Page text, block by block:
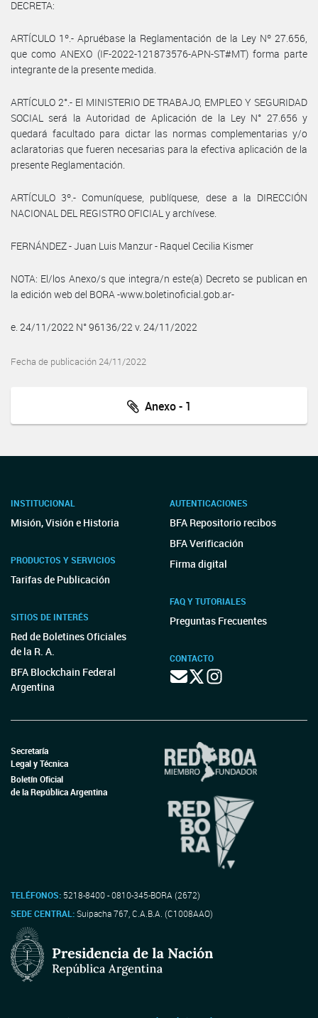
DECRETA:
ARTÍCULO 1º.- Apruébase la Reglamentación de la Ley Nº 27.656,
que como ANEXO (IF-2022-121873576-APN-ST#MT) forma parte
integrante de la presente medida.
ARTÍCULO 2°.- El MINISTERIO DE TRABAJO, EMPLEO Y SEGURIDAD
SOCIAL será la Autoridad de Aplicación de la Ley N° 27.656 y
quedará facultado para dictar las normas complementarias y/o
aclaratorias que fueren necesarias para la efectiva aplicación de la
presente Reglamentación.
ARTÍCULO 3º.- Comuníquese, publíquese, dese a la DIRECCIÓN
NACIONAL DEL REGISTRO OFICIAL y archívese.
FERNÁNDEZ - Juan Luis Manzur - Raquel Cecilia Kismer
NOTA: El/los Anexo/s que integra/n este(a) Decreto se publican en
la edición web del BORA -www.boletinoficial.gob.ar-
e. 24/11/2022 N° 96136/22 v. 24/11/2022
Fecha de publicación 24/11/2022
Anexo - 1
INSTITUCIONAL
Misión, Visión e Historia
PRODUCTOS Y SERVICIOS
Tarifas de Publicación
SITIOS DE INTERÉS
Red de Boletines Oficiales
de la R. A.
BFA Blockchain Federal
Argentina
AUTENTICACIONES
BFA Repositorio recibos
BFA Verificación
Firma digital
FAQ Y TUTORIALES
Preguntas Frecuentes
CONTACTO
Secretaría
Legal y Técnica
Boletín Oficial
de la República Argentina
TELÉFONOS: 5218-8400 - 0810-345-BORA (2672)
SEDE CENTRAL:Suipacha 767, C.A.B.A. (C1008AAO)